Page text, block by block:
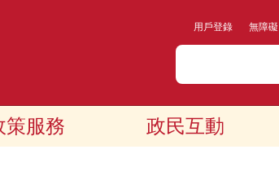
用戶登錄 無障礙
策服務 政民互動